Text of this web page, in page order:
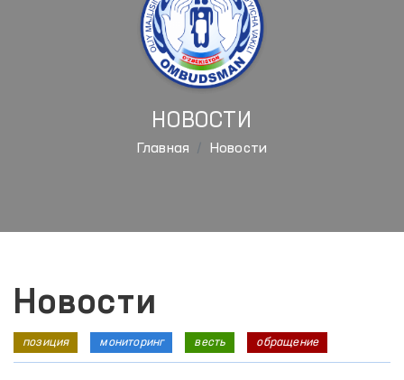
НОВОСТИ
Главная Новости
Новости
позиция мониторинг весть обращение